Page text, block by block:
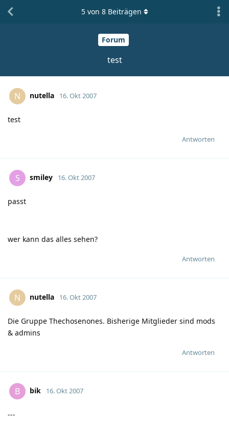
Forum
test
5von 8Beiträgen
N nutella 16. Okt 2007
test
Antworten
S smiley 16. Okt 2007
passt
wer kann das alles sehen?
Antworten
N nutella 16. Okt 2007
Die Gruppe Thechosenones. Bisherige Mitglieder sind mods
& admins
Antworten
B bik 16. Okt 2007
---